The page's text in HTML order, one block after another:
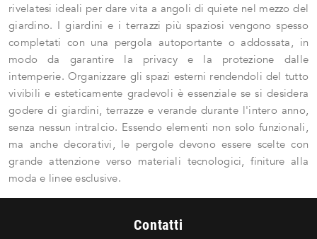
rivelatesi ideali per dare vita a angoli di quiete nel mezzo del
giardino. I giardini e i terrazzi più spaziosi vengono spesso
completati con una pergola autoportante o addossata, in
modo da garantire la privacy e la protezione dalle
intemperie. Organizzare gli spazi esterni rendendoli del tutto
vivibili e esteticamente gradevoli è essenziale se si desidera
godere di giardini, terrazze e verande durante l'intero anno,
senza nessun intralcio. Essendo elementi non solo funzionali,
ma anche decorativi, le pergole devono essere scelte con
grande attenzione verso materiali tecnologici, finiture alla
moda e linee esclusive.
Contatti